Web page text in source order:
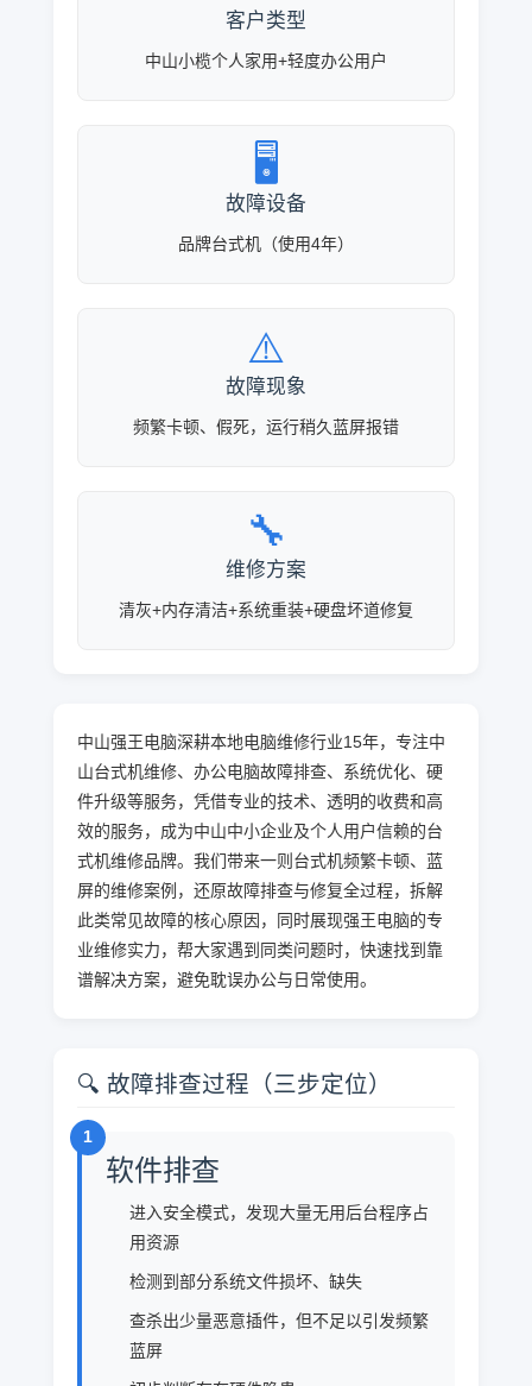
客户类型
中山小榄个人家用+轻度办公用户
🖥️
故障设备
品牌台式机（使用4年）
⚠️
故障现象
频繁卡顿、假死，运行稍久蓝屏报错
🔧
维修方案
清灰+内存清洁+系统重装+硬盘坏道修复
中山强王电脑深耕本地电脑维修行业15年，专注中
山台式机维修、办公电脑故障排查、系统优化、硬
件升级等服务，凭借专业的技术、透明的收费和高
效的服务，成为中山中小企业及个人用户信赖的台
式机维修品牌。我们带来一则台式机频繁卡顿、蓝
屏的维修案例，还原故障排查与修复全过程，拆解
此类常见故障的核心原因，同时展现强王电脑的专
业维修实力，帮大家遇到同类问题时，快速找到靠
谱解决方案，避免耽误办公与日常使用。
🔍 故障排查过程（三步定位）
1
软件排查
进入安全模式，发现大量无用后台程序占
用资源
检测到部分系统文件损坏、缺失
查杀出少量恶意插件，但不足以引发频繁
蓝屏